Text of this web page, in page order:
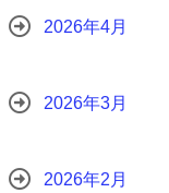
2026年4月
2026年3月
2026年2月